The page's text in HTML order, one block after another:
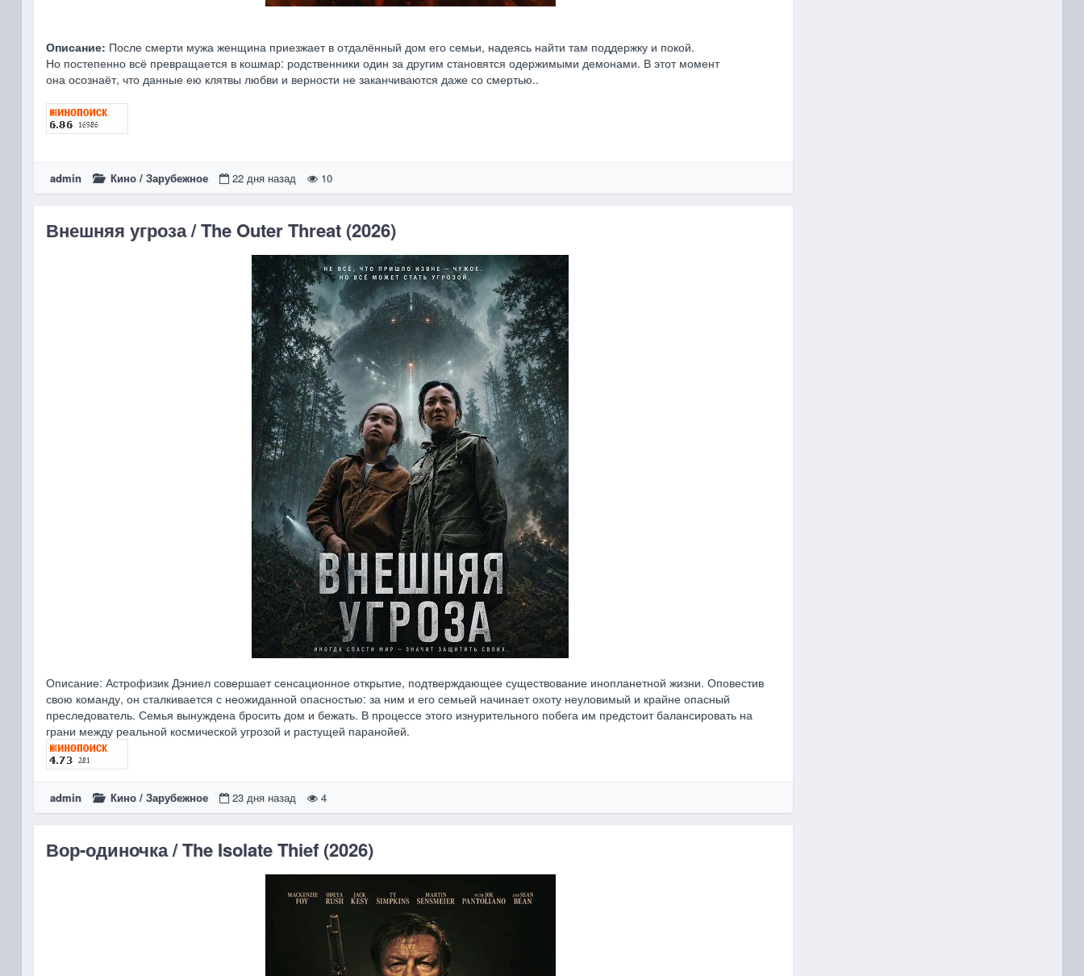
Описание: После смерти мужа женщина приезжает в отдалённый дом его семьи, надеясь найти там поддержку и покой.
Но постепенно всё превращается в кошмар: родственники один за другим становятся одержимыми демонами. В этот момент
она осознаёт, что данные ею клятвы любви и верности не заканчиваются даже со смертью..
admin Кино/ Зарубежное 22 дня назад 10
Внешняя угроза / The Outer Threat (2026)
Описание: Астрофизик Дэниел совершает сенсационное открытие, подтверждающее существование инопланетной жизни. Оповестив
свою команду, он сталкивается с неожиданной опасностью: за ним и его семьей начинает охоту неуловимый и крайне опасный
преследователь. Семья вынуждена бросить дом и бежать. В процессе этого изнурительного побега им предстоит балансировать на
грани между реальной космической угрозой и растущей паранойей.
admin Кино/ Зарубежное 23 дня назад 4
Вор-одиночка / The Isolate Thief (2026)